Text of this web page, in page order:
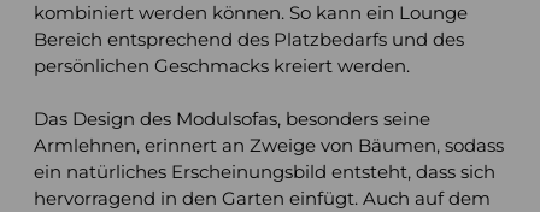
kombiniert werden können. So kann ein Lounge
Bereich entsprechend des Platzbedarfs und des
persönlichen Geschmacks kreiert werden.
Das Design des Modulsofas, besonders seine
Armlehnen, erinnert an Zweige von Bäumen, sodass
ein natürliches Erscheinungsbild entsteht, dass sich
hervorragend in den Garten einfügt. Auch auf dem